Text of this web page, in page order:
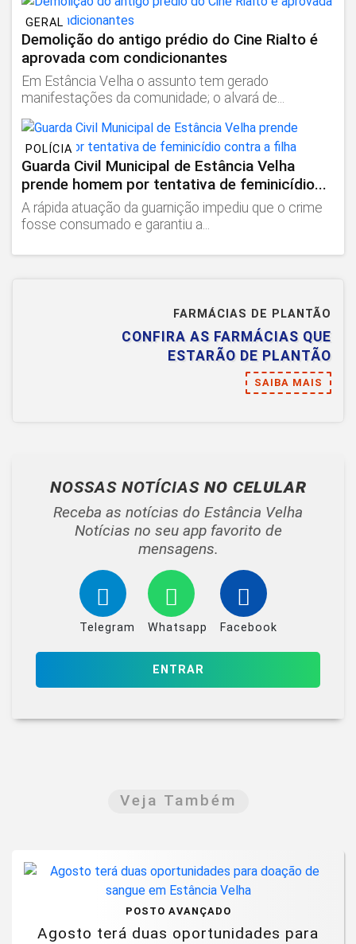
GERAL
Demolição do antigo prédio do Cine Rialto é
aprovada com condicionantes
Em Estância Velha o assunto tem gerado
manifestações da comunidade; o alvará de...
POLÍCIA
Guarda Civil Municipal de Estância Velha
prende homem por tentativa de feminicídio...
A rápida atuação da guarnição impediu que o crime
fosse consumado e garantiu a...
FARMÁCIAS DE PLANTÃO
CONFIRA AS FARMÁCIAS QUE
ESTARÃO DE PLANTÃO
SAIBA MAIS
NOSSAS NOTÍCIAS NO CELULAR
Receba as notícias do Estância Velha
Notícias no seu app favorito de
mensagens.
Telegram Whatsapp Facebook
ENTRAR
Veja Também
POSTO AVANÇADO
Agosto terá duas oportunidades para